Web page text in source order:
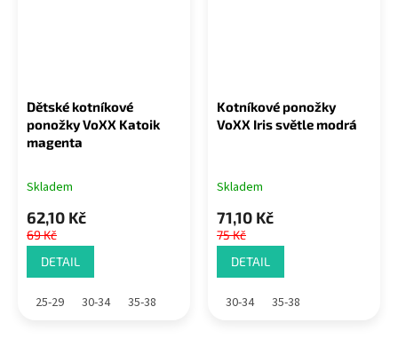
Dětské kotníkové
ponožky VoXX Katoik
magenta
Skladem
62,10 Kč
69 Kč
DETAIL
25-29 30-34 35-38
Kotníkové ponožky
VoXX Iris světle modrá
Skladem
71,10 Kč
75 Kč
DETAIL
30-34 35-38